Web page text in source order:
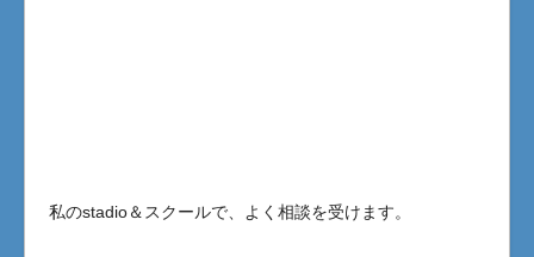
私のstadio＆スクールで、よく相談を受けます。